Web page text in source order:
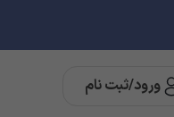
ورود/ثبت نام